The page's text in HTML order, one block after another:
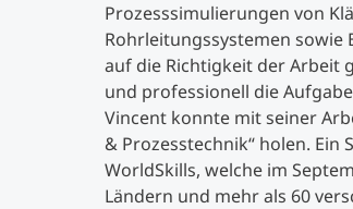
Prozesssimulierungen von
Rohrleitungssystemen
auf die Richtigkeit der Arbeit
und professionell die
Vincent konnte mit seiner
& Prozesstechnik“ holen. Ein
WorldSkills, welche im
Ländern und mehr als 60